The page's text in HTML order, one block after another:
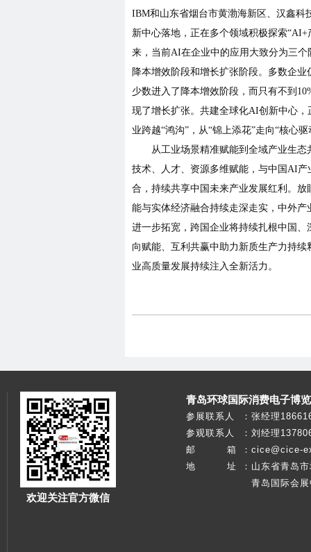
IBM和山东省烟台市黄渤海新区、汉鑫科
新中心落地，正在多个领域积极探索“AI+
来，当前AI在企业中的应用大致分为三
降本增效阶段和增长扩张阶段。多数企业
少数进入了降本增效阶段，而只有不到
现了增长扩张。共建全球化AI创新中心，
业跨越“鸿沟”，从“锦上添花”走向“核心驱
从工业场景精准赋能到全域产业生态
技术、人才、资源多维赋能，与中国AI产
合，持续共享中国未来产业发展红利。放
能与实体经济融合持续走深走实，中外产
进一步拓宽，跨国企业将持续扎根中国、
向赋能、互利共赢中助力新质生产力持续
业高质量发展持续注入全新活力。
欢迎关注官方微信
青岛环球国际消费电子博
参展联系人 ： 张经理
参观联系人
： 刘经理
邮 箱
： cice@cice-
地 址
： 山东省青岛
青岛国际会